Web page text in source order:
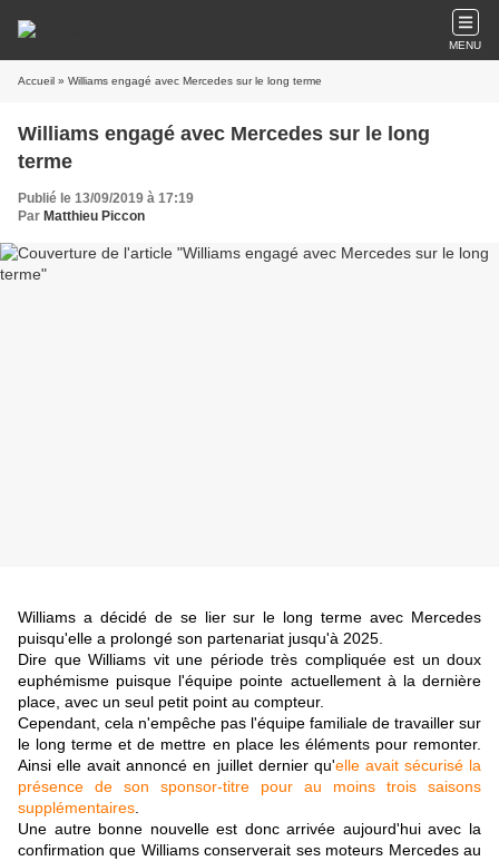
MENU
Accueil » Williams engagé avec Mercedes sur le long terme
Williams engagé avec Mercedes sur le long
terme
Publié le 13/09/2019 à 17:19
Par Matthieu Piccon
Williams a décidé de se lier sur le long terme avec Mercedes
puisqu'elle a prolongé son partenariat jusqu'à 2025.
Dire que Williams vit une période très compliquée est un doux
euphémisme puisque l'équipe pointe actuellement à la dernière
place, avec un seul petit point au compteur.
Cependant, cela n'empêche pas l'équipe familiale de travailler sur
le long terme et de mettre en place les éléments pour remonter.
Ainsi elle avait annoncé en juillet dernier qu'elle avait sécurisé la
présence de son sponsor-titre pour au moins trois saisons
supplémentaires
Une autre bonne nouvelle est donc arrivée aujourd'hui avec la
confirmation que Williams conserverait ses moteurs Mercedes au